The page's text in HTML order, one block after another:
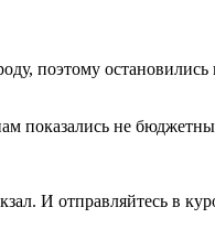
поэтому
показались не
И отправляйтесь в